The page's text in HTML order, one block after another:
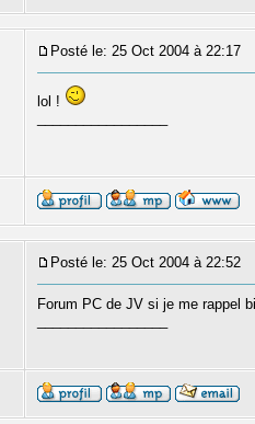
Posté le: 25 Oct 2004 à 22:17
lol !
Posté le: 25 Oct 2004 à 22:52
Forum PC de JV si je me rappel